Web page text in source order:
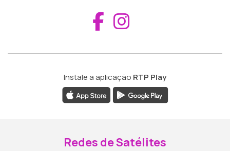
Aceder ao
Instale a aplicação RTP Play
Redes de Satélites